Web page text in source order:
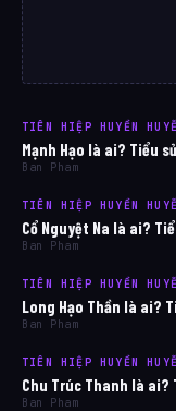
TIÊN HIỆP HUYỀN
Mạnh Hạo là ai? Tiểu
Ban Pham
TIÊN HIỆP HUYỀN
Cổ Nguyệt Na là ai?
Ban Pham
TIÊN HIỆP HUYỀN
Long Hạo Thần là ai?
Ban Pham
TIÊN HIỆP HUYỀN
Chu Trúc Thanh là ai?
Ban Pham